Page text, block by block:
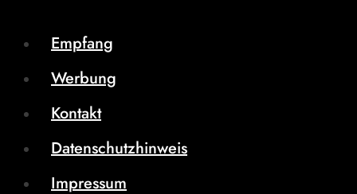
Empfang
Werbung
Kontakt
Datenschutzhinweis
Impressum